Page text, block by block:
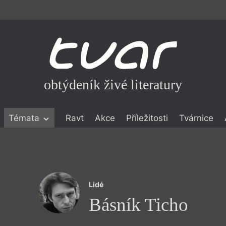
obtýdeník živé literatury
Témata Ravt Akce Příležitosti Tvárnice
Lidé
Básník Ticho